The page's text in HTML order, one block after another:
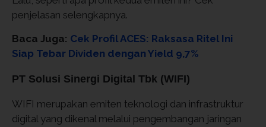
penjelasan selengkapnya.
Baca Juga: Cek Profil ACES: Raksasa Ritel Ini
Siap Tebar Dividen dengan Yield 9,7%
PT Solusi Sinergi Digital Tbk (WIFI)
WIFI merupakan emiten teknologi dan infrastruktur
digital yang dikenal melalui pengembangan jaringan